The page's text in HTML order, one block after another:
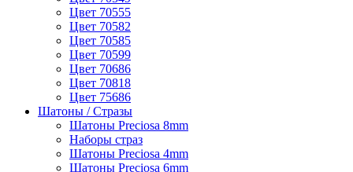
Цвет 70555
Цвет 70582
Цвет 70585
Цвет 70599
Цвет 70686
Цвет 70818
Цвет 75686
Шатоны / Стразы
Шатоны Preciosa 8mm
Наборы страз
Шатоны Preciosa 4mm
Шатоны Preciosa 6mm